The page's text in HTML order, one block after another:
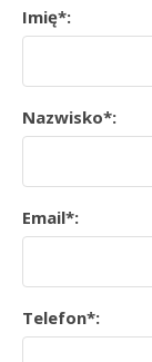
Imię*:
Nazwisko*:
Email*:
Telefon*: